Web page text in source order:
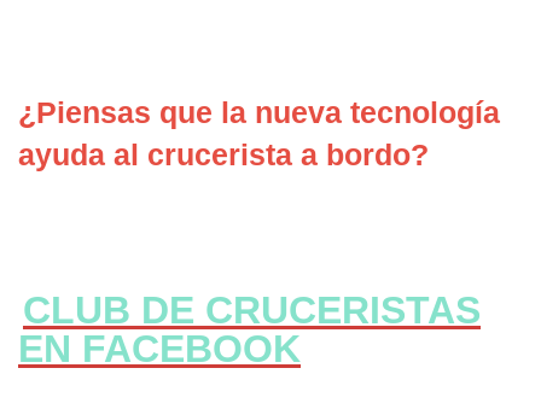
¿Piensas que la nueva tecnología
ayuda al crucerista a bordo?
CLUB DE CRUCERISTAS
EN FACEBOOK